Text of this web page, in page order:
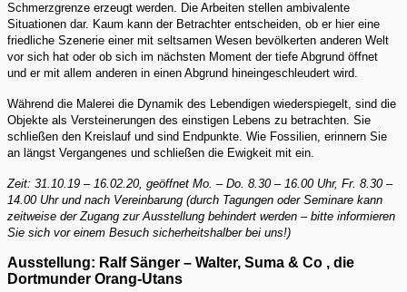
Schmerzgrenze erzeugt werden. Die Arbeiten stellen ambivalente
Situationen dar. Kaum kann der Betrachter entscheiden, ob er hier eine
friedliche Szenerie einer mit seltsamen Wesen bevölkerten anderen Welt
vor sich hat oder ob sich im nächsten Moment der tiefe Abgrund öffnet
und er mit allem anderen in einen Abgrund hineingeschleudert wird.
Während die Malerei die Dynamik des Lebendigen wiederspiegelt, sind die
Objekte als Versteinerungen des einstigen Lebens zu betrachten. Sie
schließen den Kreislauf und sind Endpunkte. Wie Fossilien, erinnern Sie
an längst Vergangenes und schließen die Ewigkeit mit ein.
Zeit: 31.10.19 – 16.02.20, geöffnet Mo. – Do. 8.30 – 16.00 Uhr, Fr. 8.30 –
14.00 Uhr und nach Vereinbarung (durch Tagungen oder Seminare kann
zeitweise der Zugang zur Ausstellung behindert werden – bitte informieren
Sie sich vor einem Besuch sicherheitshalber bei uns!)
Ausstellung: Ralf Sänger – Walter, Suma & Co , die
Dortmunder Orang-Utans